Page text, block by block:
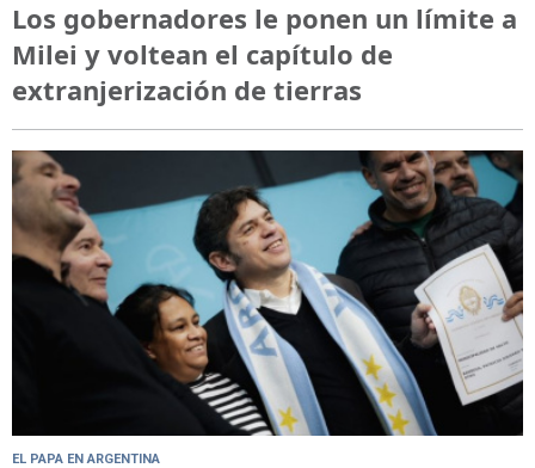
Los gobernadores le ponen un límite a
Milei y voltean el capítulo de
extranjerización de tierras
EL PAPA EN ARGENTINA